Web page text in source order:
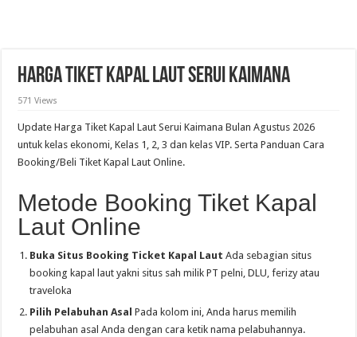
Harga Tiket Kapal Laut Serui Kaimana
571 Views
Update Harga Tiket Kapal Laut Serui Kaimana Bulan Agustus 2026
untuk kelas ekonomi, Kelas 1, 2, 3 dan kelas VIP. Serta Panduan Cara
Booking/Beli Tiket Kapal Laut Online.
Metode Booking Tiket Kapal
Laut Online
Buka Situs Booking Ticket Kapal Laut Ada sebagian situs
booking kapal laut yakni situs sah milik PT pelni, DLU, ferizy atau
traveloka
Pilih Pelabuhan Asal Pada kolom ini, Anda harus memilih
pelabuhan asal Anda dengan cara ketik nama pelabuhannya.